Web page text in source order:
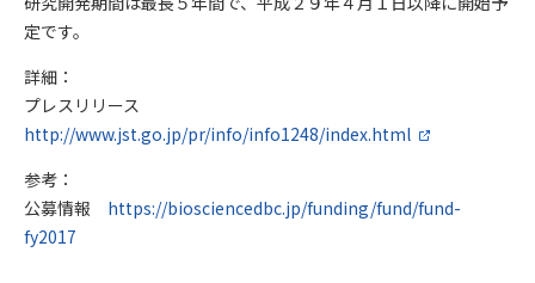
定です。
詳細：
プレスリリース
http://www.jst.go.jp/pr/info/info1248/index.html
参考：
公募情報 https://biosciencedbc.jp/funding/fund/fund-
fy2017